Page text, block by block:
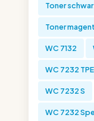
Toner
Toner
WC 7132
WC 7232 TPE
WC 7232 S
WC 7232